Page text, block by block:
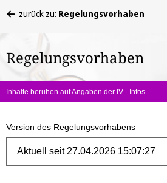
befinden
hier:
zurück zu: Regelungsvorhaben
Regelungsvorhaben
Inhalte beruhen auf Angaben der IV - Infos
Version des Regelungsvorhabens